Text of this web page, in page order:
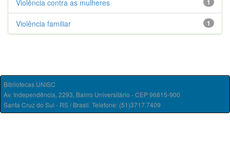
1
Violência contra as mulheres
1
Violência familiar
Bibliotecas UNISC
Av. Independência, 2293, Bairro Universitário - CEP 96815-900
Santa Cruz do Sul - RS / Brasil. Telefone: (51)3717.7409